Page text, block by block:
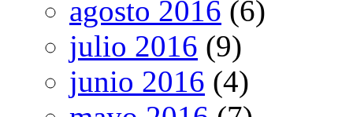
agosto 2016 (6)
julio 2016 (9)
junio 2016 (4)